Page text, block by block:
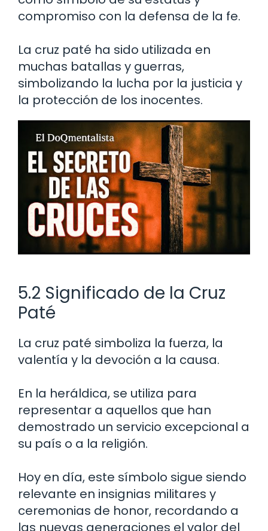
compromiso con la defensa de la fe.
La cruz paté ha sido utilizada en
muchas batallas y guerras,
simbolizando la lucha por la justicia y
la protección de los inocentes.
5.2 Significado de la Cruz
Paté
La cruz paté simboliza la fuerza, la
valentía y la devoción a la causa.
En la heráldica, se utiliza para
representar a aquellos que han
demostrado un servicio excepcional a
su país o a la religión.
Hoy en día, este símbolo sigue siendo
relevante en insignias militares y
ceremonias de honor, recordando a
las nuevas generaciones el valor del